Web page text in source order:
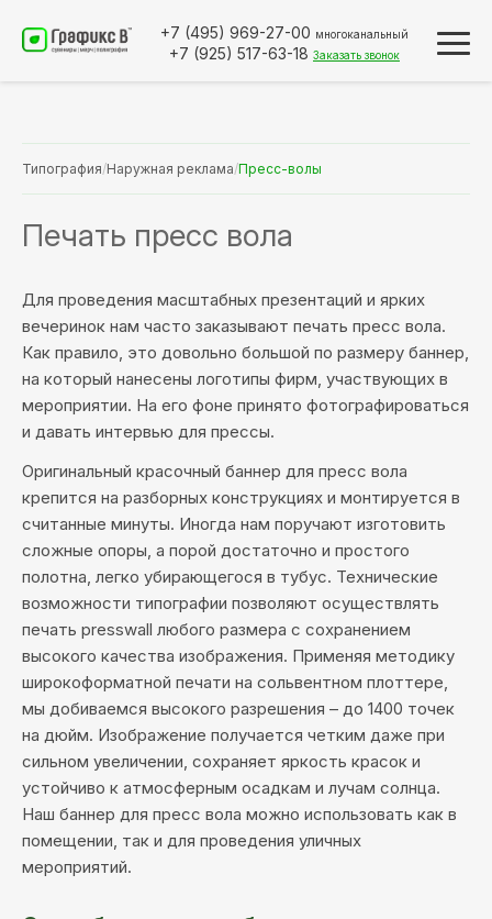
+7 (495) 969-27-00 многоканальный
+7 (925) 517-63-18 Заказать звонок
Типография/Наружная реклама/Пресс-волы
Печать пресс вола
Для проведения масштабных презентаций и ярких
вечеринок нам часто заказывают печать пресс вола.
Как правило, это довольно большой по размеру баннер,
на который нанесены логотипы фирм, участвующих в
мероприятии. На его фоне принято фотографироваться
и давать интервью для прессы.
Оригинальный красочный баннер для пресс вола
крепится на разборных конструкциях и монтируется в
считанные минуты. Иногда нам поручают изготовить
сложные опоры, а порой достаточно и простого
полотна, легко убирающегося в тубус. Технические
возможности типографии позволяют осуществлять
печать presswall любого размера с сохранением
высокого качества изображения. Применяя методику
широкоформатной печати на сольвентном плоттере,
мы добиваемся высокого разрешения – до 1400 точек
на дюйм. Изображение получается четким даже при
сильном увеличении, сохраняет яркость красок и
устойчиво к атмосферным осадкам и лучам солнца.
Наш баннер для пресс вола можно использовать как в
помещении, так и для проведения уличных
мероприятий.